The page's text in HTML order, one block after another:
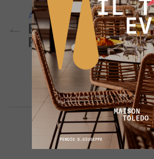
ARTICOLO PRECEDENTE
BACOLI/ Mercatini Di
Parco Cerillo
QUARTO/ Auto